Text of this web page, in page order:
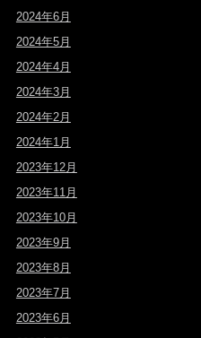
2024年6月
2024年5月
2024年4月
2024年3月
2024年2月
2024年1月
2023年12月
2023年11月
2023年10月
2023年9月
2023年8月
2023年7月
2023年6月